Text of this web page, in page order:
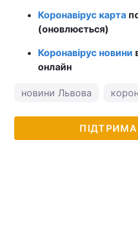
Коронавірус карта
(оновлюється)
Коронавірус новини
онлайн
новини Львова